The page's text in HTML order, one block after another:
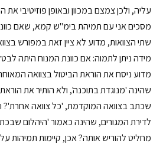
עליה, ולכן צמצם במכוון ובאופן פוזיטיבי
מסכים אני עם תמיהת בימ"ש קמא, שאם
שתי הצוואות, מדוע לא ציין זאת במפורש
מידה ניתן לתמוה: אם כוונת המנוח היתה
מדוע ניסח את הוראת הביטול בצוואה
שהינה 'מנוגדת בתוכנה', ולא הותיר את
שכתב בצוואה המוקדמת, 'כל צוואה אחרת'?
לדירת המגורים, שהינה כאמור 'היהלום
מחליט להוריש אותה? אכן, קיימות תמיהות על